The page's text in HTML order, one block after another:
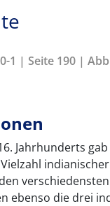
1 | Seite 190 |
Jahrhunderts
ebenso die drei